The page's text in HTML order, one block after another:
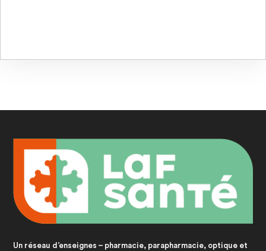
Un réseau d’enseignes – pharmacie, parapharmacie, optique et